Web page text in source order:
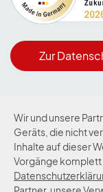
Zur
Kontakt
Wir und unsere
Geräts, die nicht
Inhalte auf dieser
Vorgänge komplett